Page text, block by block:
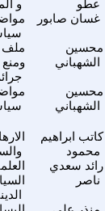
و
عطو
غسان صابور
ملف
ومنع
محسين
الشهباني
محسين
الشهباني
كاتب ابراهيم
محمود
رائد سعدي
ناصر